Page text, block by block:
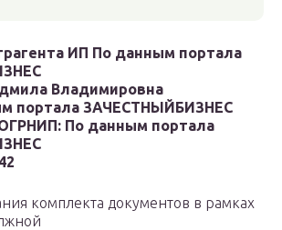
ИП По данным портала
Владимировна
портала ЗАЧЕСТНЫЙБИЗНЕС
ОГРНИП: По данным портала
комплекта документов в рамках